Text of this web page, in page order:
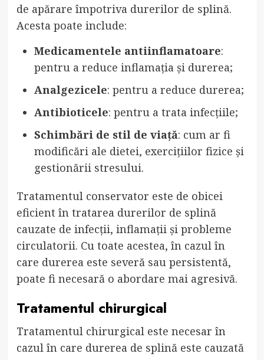
de apărare împotriva durerilor de splină.
Acesta poate include:
Medicamentele antiinflamatoare:
pentru a reduce inflamația și durerea;
Analgezicele: pentru a reduce durerea;
Antibioticele: pentru a trata infecțiile;
Schimbări de stil de viață: cum ar fi
modificări ale dietei, exercițiilor fizice și
gestionării stresului.
Tratamentul conservator este de obicei
eficient în tratarea durerilor de splină
cauzate de infecții, inflamații și probleme
circulatorii. Cu toate acestea, în cazul în
care durerea este severă sau persistentă,
poate fi necesară o abordare mai agresivă.
Tratamentul chirurgical
Tratamentul chirurgical este necesar în
cazul în care durerea de splină este cauzată